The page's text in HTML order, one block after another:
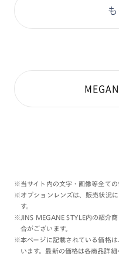
※当サイト内の文字・画像等全ての
※オプションレンズは、販売状況
す。
※JINS MEGANE STYLE内の紹介
合がございます。
※本ページに記載されている価格
います。最新の価格は各商品詳細